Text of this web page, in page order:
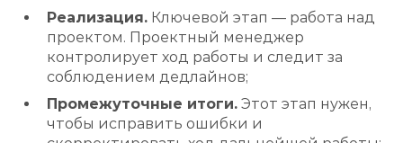
Реализация. Ключевой этап — работа над
проектом. Проектный менеджер
контролирует ход работы и следит за
соблюдением дедлайнов;
Промежуточные итоги. Этот этап нужен,
чтобы исправить ошибки и